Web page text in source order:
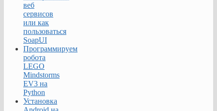
веб
сервисов
или как
пользоваться
SoapUI
Программируем
робота
LEGO
Mindstorms
EV3 на
Python
Установка